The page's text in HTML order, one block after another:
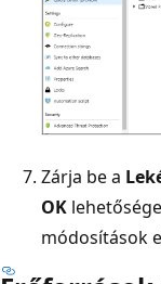
Zárja be a
OK
módosítások